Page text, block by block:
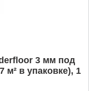
3 мм под
м² в упаковке), 1